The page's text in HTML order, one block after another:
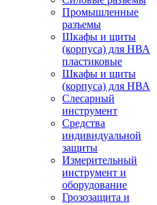
Промышленные
разъемы
Шкафы и щиты
(корпуса) для НВА
пластиковые
Шкафы и щиты
(корпуса) для НВА
Слесарный
инструмент
Средства
индивидуальной
защиты
Измерительный
инструмент и
оборудование
Грозозащита и